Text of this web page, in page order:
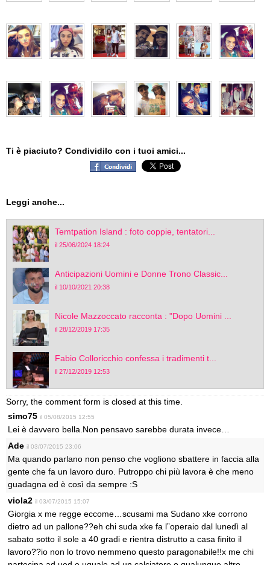
Ti è piaciuto? Condividilo con i tuoi amici...
Leggi anche...
Temtpation Island : foto coppie, tentatori...
il 25/06/2024 18:24
Anticipazioni Uomini e Donne Trono Classic...
il 10/10/2021 20:38
Nicole Mazzoccato racconta : "Dopo Uomini ...
il 28/12/2019 17:35
Fabio Colloricchio confessa i tradimenti t...
il 27/12/2019 12:53
Sorry, the comment form is closed at this time.
simo75 il 05/08/2015 12:55
Lei è davvero bella.Non pensavo sarebbe durata invece…
Ade il 03/07/2015 23:06
Ma quando parlano non penso che vogliono sbattere in faccia alla
gente che fa un lavoro duro. Putroppo chi più lavora è che meno
guadagna ed è così da sempre :S
viola2 il 03/07/2015 15:07
Giorgia x me regge eccome…scusami ma Sudano xke corrono
dietro ad un pallone??eh chi suda xke fa l”operaio dal lunedì al
sabato sotto il sole a 40 gradi e rientra distrutto a casa finito il
lavoro??io non lo trovo nemmeno questo paragonabile!!x me chi